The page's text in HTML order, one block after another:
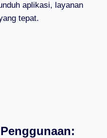
aplikasi, layanan
tepat.